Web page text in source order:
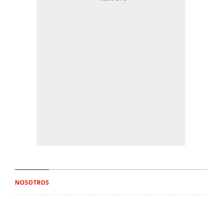
NOSOTROS